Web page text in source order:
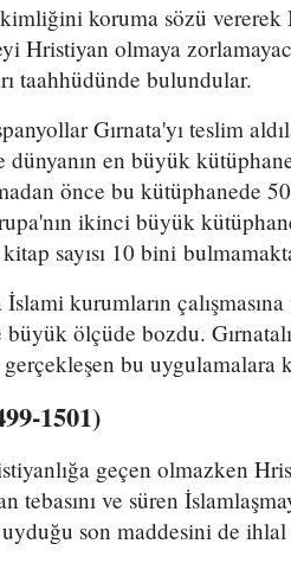
koruma sözü vererek
Hristiyan olmaya
taahhüdünde bulundular.
Gırnata'yı teslim
en büyük
önce bu kütüphanede
ikinci büyük
sayısı 10 bini
kurumların çalışmasına
ölçüde bozdu.
bu uygulamalara
1501)
geçen olmazken
ve süren
son maddesini de ihlal